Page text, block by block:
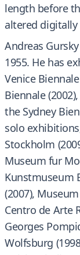
length before
altered
Andreas
1955. He has
Venice
Biennale
the Sydney
solo
Stockholm
Museum fur
Kunstmuseum
(2007),
Centro de Arte
Georges
Wolfsburg